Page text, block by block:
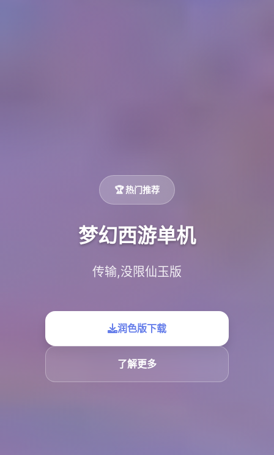
🏆 热门推荐
梦幻西游单机
传输,没限仙玉版
润色版下载
了解更多